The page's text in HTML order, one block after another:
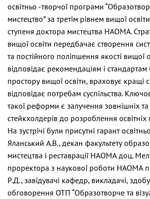
освітньо -творчої програми
мистецтво” за третім рівнем вищої
ступеня доктора мистецтва НАОМА.
вищої освіти передбачає створення
та постійного поліпшення якості вищої
відповідає рекомендаціям і
простору вищої освіти, враховує кращі
відповідає потребам суспільства.
такої реформи є залучення зовнішніх та
стейкхолдерів до розроблення
На зустрічі були присутні гарант
Яланський А.В., декан факультету
мистецтва і реставрації НАОМА доц.
проректора з наукової роботи НАОМА
Р.Д., завідувачі кафедр, викладачі,
обговорення ОТП “Образотворче та